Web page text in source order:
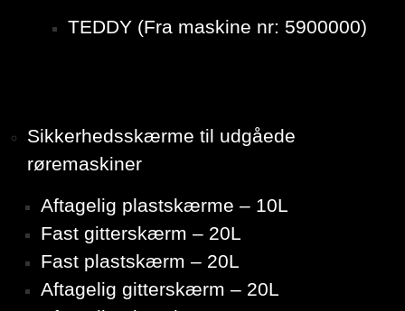
TEDDY (Fra maskine nr: 5900000)
Sikkerhedsskærme til udgåede
røremaskiner
Aftagelig plastskærme – 10L
Fast gitterskærm – 20L
Fast plastskærm – 20L
Aftagelig gitterskærm – 20L